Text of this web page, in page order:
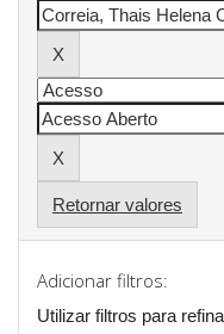
Retornar valores
Adicionar filtros:
Utilizar filtros para